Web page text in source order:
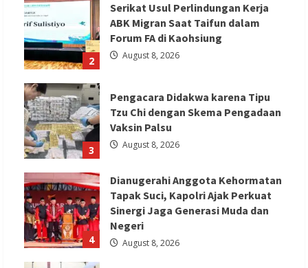
2
Serikat Usul Perlindungan Kerja
ABK Migran Saat Taifun dalam
Forum FA di Kaohsiung
August 8, 2026
3
Pengacara Didakwa karena Tipu
Tzu Chi dengan Skema Pengadaan
Vaksin Palsu
August 8, 2026
4
Dianugerahi Anggota Kehormatan
Tapak Suci, Kapolri Ajak Perkuat
Sinergi Jaga Generasi Muda dan
Negeri
August 8, 2026